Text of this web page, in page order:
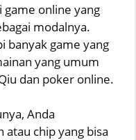
game online yang
modalnya.
banyak game yang
yang umum
dan poker online.
Anda
chip yang bisa